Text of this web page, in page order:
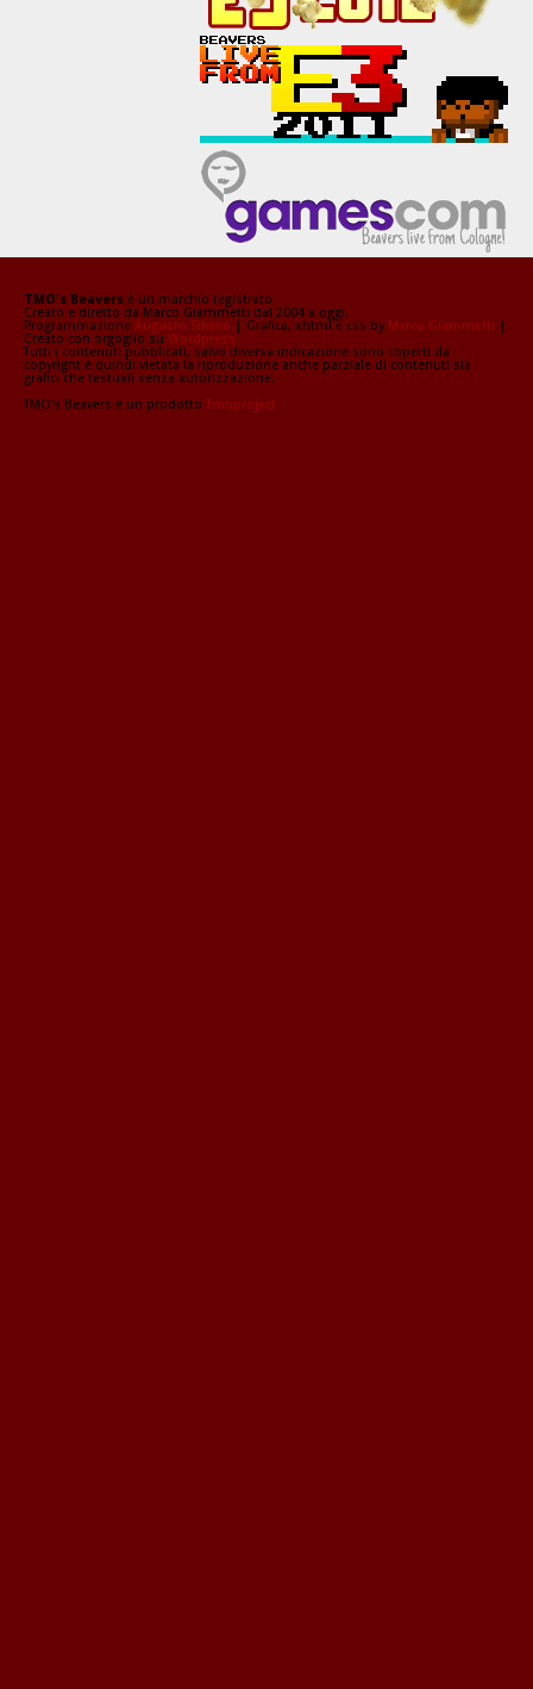
TMO's Beavers è un marchio registrato
Creato e diretto da Marco Giammetti dal 2004 a oggi.
Programmazione Augusto Silvino | Grafica, xhtml e css by Marco Giammetti |
Creato con orgoglio su Wordpress
Tutti i contenuti pubblicati, salvo diversa indicazione sono coperti da
copyright è quindi vietata la riproduzione anche parziale di contenuti sia
grafici che testuali senza autorizzazione.
TMO's Beavers è un prodotto Tmoproject